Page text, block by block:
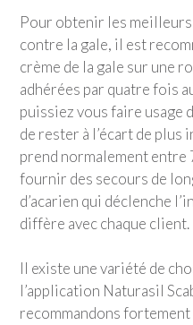
Pour obtenir les
contre la gale, il est
crème de la gale sur une
adhérées par quatre fois
puissiez vous faire usage
de rester à l’écart de
prend normalement entre
fournir des secours de
d’acarien qui déclenche
diffère avec chaque client.
Il existe une variété de
l’application Naturasil
recommandons